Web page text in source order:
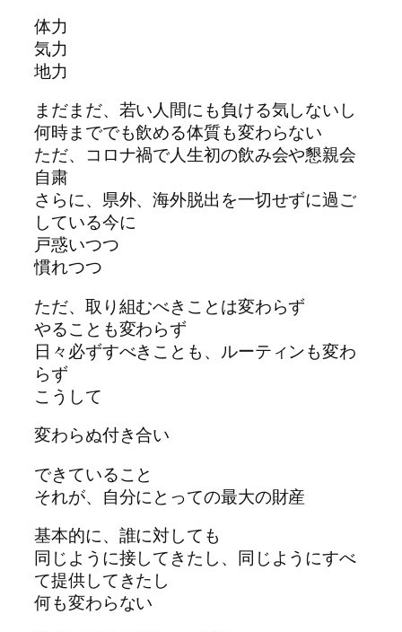
体力
気力
地力
まだまだ、若い人間にも負ける気しないし
何時まででも飲める体質も変わらない
ただ、コロナ禍で人生初の飲み会や懇親会
自粛
さらに、県外、海外脱出を一切せずに過ご
している今に
戸惑いつつ
慣れつつ
ただ、取り組むべきことは変わらず
やることも変わらず
日々必ずすべきことも、ルーティンも変わ
らず
こうして
変わらぬ付き合い
できていること
それが、自分にとっての最大の財産
基本的に、誰に対しても
同じように接してきたし、同じようにすべ
て提供してきたし
何も変わらない